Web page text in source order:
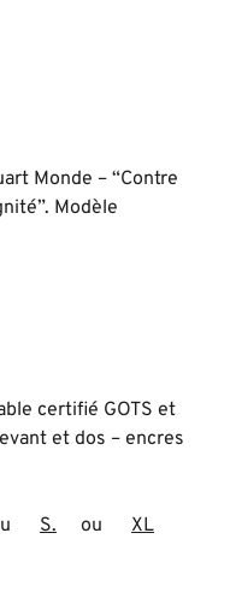
Monde – “Contre
Modèle
certifié GOTS et
et dos – encres
S. ou XL